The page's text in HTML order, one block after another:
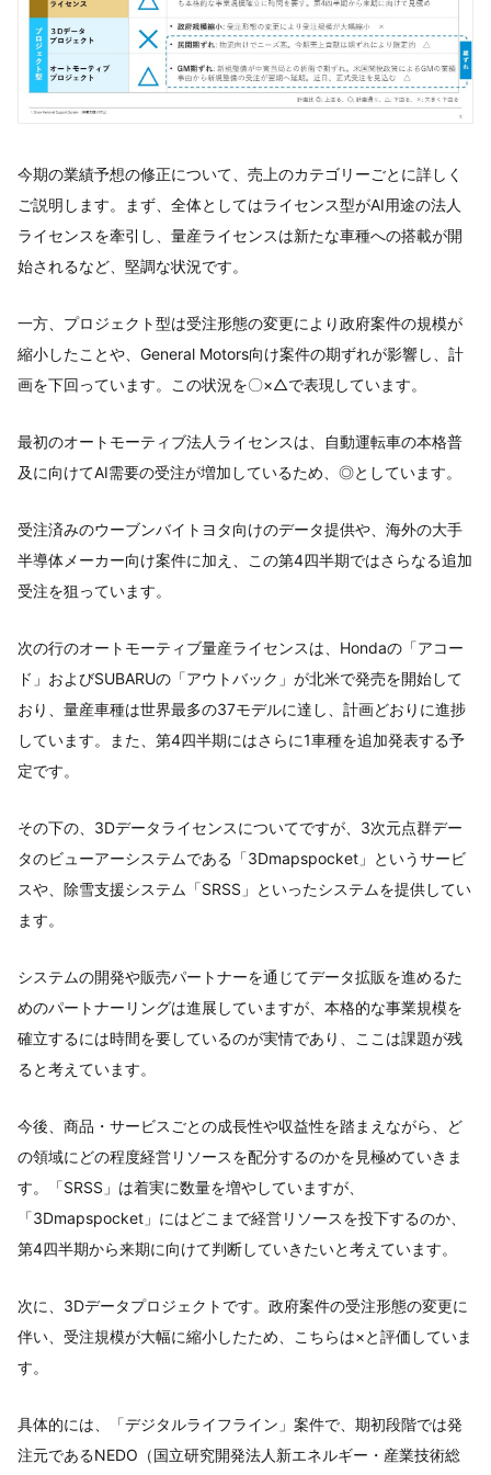
今期の業績予想の修正について、売上のカテゴリーごとに詳しく
ご説明します。まず、全体としてはライセンス型がAI用途の法人
ライセンスを牽引し、量産ライセンスは新たな車種への搭載が開
始されるなど、堅調な状況です。
一方、プロジェクト型は受注形態の変更により政府案件の規模が
縮小したことや、General Motors向け案件の期ずれが影響し、計
画を下回っています。この状況を〇×△で表現しています。
最初のオートモーティブ法人ライセンスは、自動運転車の本格普
及に向けてAI需要の受注が増加しているため、◎としています。
受注済みのウーブンバイトヨタ向けのデータ提供や、海外の大手
半導体メーカー向け案件に加え、この第4四半期ではさらなる追加
受注を狙っています。
次の行のオートモーティブ量産ライセンスは、Hondaの「アコー
ド」およびSUBARUの「アウトバック」が北米で発売を開始して
おり、量産車種は世界最多の37モデルに達し、計画どおりに進捗
しています。また、第4四半期にはさらに1車種を追加発表する予
定です。
その下の、3Dデータライセンスについてですが、3次元点群デー
タのビューアーシステムである「3Dmapspocket」というサービ
スや、除雪支援システム「SRSS」といったシステムを提供してい
ます。
システムの開発や販売パートナーを通じてデータ拡販を進めるた
めのパートナーリングは進展していますが、本格的な事業規模を
確立するには時間を要しているのが実情であり、ここは課題が残
ると考えています。
今後、商品・サービスごとの成長性や収益性を踏まえながら、ど
の領域にどの程度経営リソースを配分するのかを見極めていきま
す。「SRSS」は着実に数量を増やしていますが、
「3Dmapspocket」にはどこまで経営リソースを投下するのか、
第4四半期から来期に向けて判断していきたいと考えています。
次に、3Dデータプロジェクトです。政府案件の受注形態の変更に
伴い、受注規模が大幅に縮小したため、こちらは×と評価していま
す。
具体的には、「デジタルライフライン」案件で、期初段階では発
注元であるNEDO（国立研究開発法人新エネルギー・産業技術総